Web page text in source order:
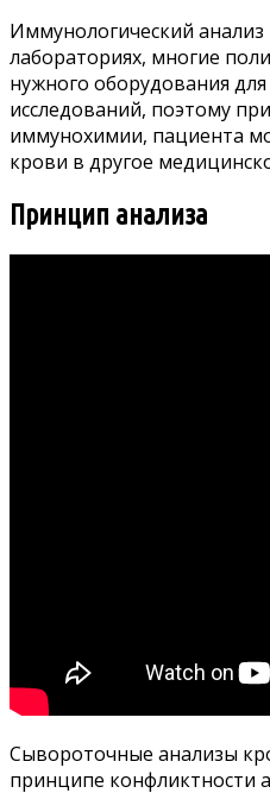
Иммунологический
лабораториях, многие
нужного оборудования
исследований, поэтому
иммунохимии, пациента
крови в другое
Принцип анализа
Сывороточные анализы
принципе конфликтности